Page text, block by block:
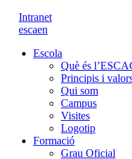
Intranet
escaen
Escola
Què és
Principis i
Qui som
Campus
Visites
Logotip
Formació
Grau Oficial